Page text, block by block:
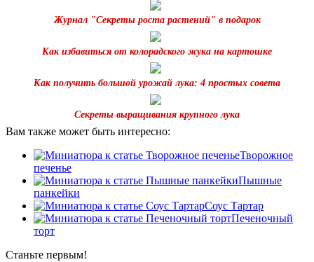
Журнал "Секреты роста растений" в подарок
Как избавиться от колорадского жука на картошке
Как получить большой урожай лука: 4 простых совета
Секреты выращивания крупного лука
Вам также может быть интересно:
Творожное
печенье
Пышные
панкейки
Соус Тартар
Печеночный
торт
Станьте первым!